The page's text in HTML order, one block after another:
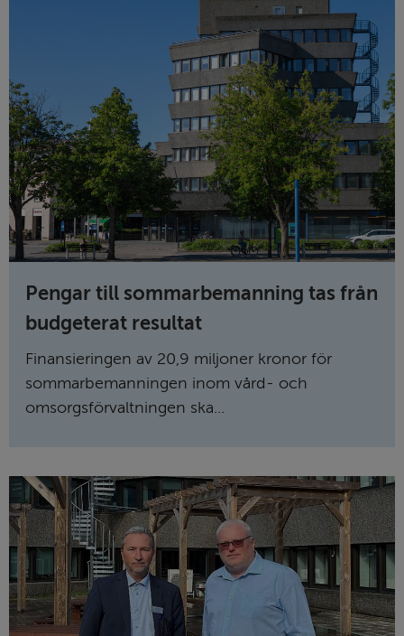
Pengar till sommar­bemanning tas från
budgeterat resultat
Finansieringen av 20,9 miljoner kronor för
sommar­bemanningen inom vård- och
omsorgs­förvaltningen ska...